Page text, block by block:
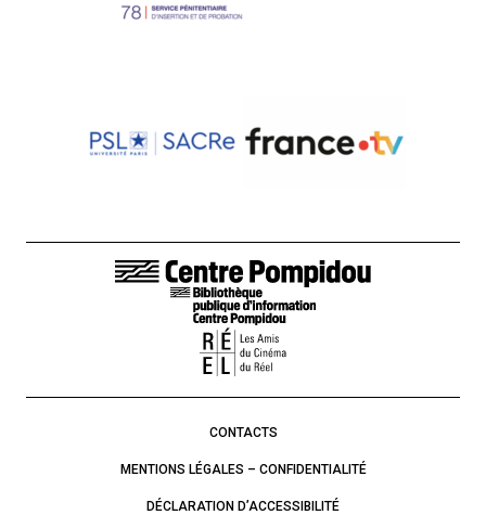
LIENS DE BAS DE PAGE
CONTACTS
MENTIONS LÉGALES – CONFIDENTIALITÉ
DÉCLARATION D’ACCESSIBILITÉ